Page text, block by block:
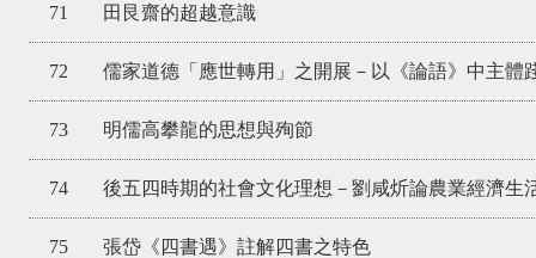
71 田艮齋的超越意識
72 儒家道德「應世轉用」之開展－以《論語》中主體
73 明儒高攀龍的思想與殉節
74 後五四時期的社會文化理想－劉咸炘論農業經濟生
75 張岱《四書遇》註解四書之特色